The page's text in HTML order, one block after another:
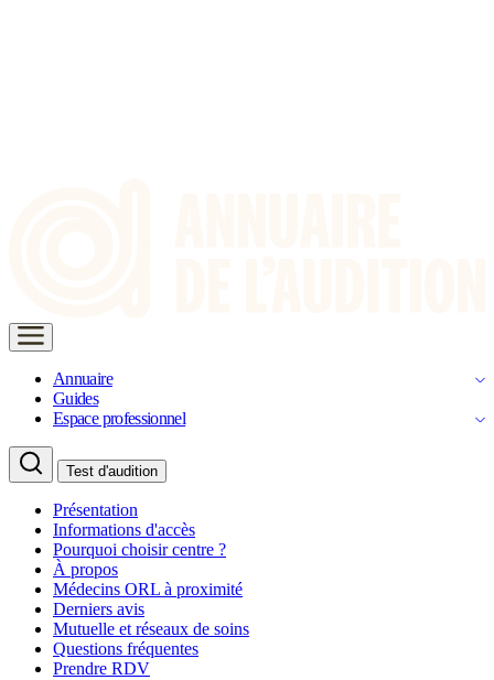
Annuaire
Guides
Espace professionnel
Test d'audition
Présentation
Informations d'accès
Pourquoi choisir centre ?
À propos
Médecins ORL à proximité
Derniers avis
Mutuelle et réseaux de soins
Questions fréquentes
Prendre RDV